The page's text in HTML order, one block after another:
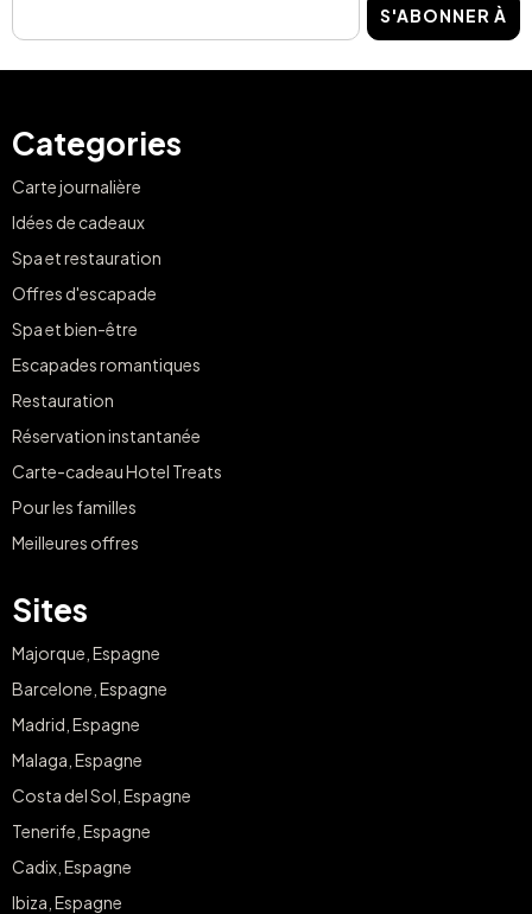
S'ABONNER À
Categories
Carte journalière
Idées de cadeaux
Spa et restauration
Offres d'escapade
Spa et bien-être
Escapades romantiques
Restauration
Réservation instantanée
Carte-cadeau Hotel Treats
Pour les familles
Meilleures offres
Sites
Majorque, Espagne
Barcelone, Espagne
Madrid, Espagne
Malaga, Espagne
Costa del Sol, Espagne
Tenerife, Espagne
Cadix, Espagne
Ibiza, Espagne